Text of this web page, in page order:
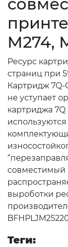
M274,
Ресурс
страниц при
Картридж 7Q-
не уступает
картриджа 7Q
совместимый
выроботки
Теги: